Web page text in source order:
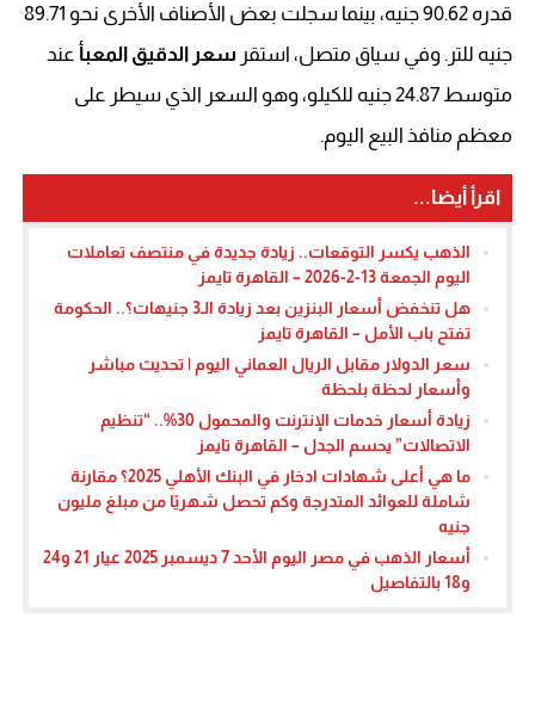
قدره 90.62 جنيه، بينما سجلت بعض الأصناف الأخرى نحو 89.71
جنيه للتر. وفي سياق متصل، استقر سعر الدقيق المعبأ عند
متوسط 24.87 جنيه للكيلو، وهو السعر الذي سيطر على
معظم منافذ البيع اليوم.
اقرأ أيضا...
الذهب يكسر التوقعات.. زيادة جديدة في منتصف تعاملات
اليوم الجمعة 13-2-2026 – القاهرة تايمز
هل تنخفض أسعار البنزين بعد زيادة الـ3 جنيهات؟.. الحكومة
تفتح باب الأمل – القاهرة تايمز
سعر الدولار مقابل الريال العماني اليوم | تحديث مباشر
وأسعار لحظة بلحظة
زيادة أسعار خدمات الإنترنت والمحمول 30%.. “تنظيم
الاتصالات” يحسم الجدل – القاهرة تايمز
ما هي أعلى شهادات ادخار في البنك الأهلي 2025؟ مقارنة
شاملة للعوائد المتدرجة وكم تحصل شهريًا من مبلغ مليون
جنيه
أسعار الذهب في مصر اليوم الأحد 7 ديسمبر 2025 عيار 21 و24
و18 بالتفاصيل